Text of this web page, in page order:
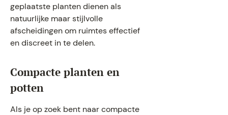
geplaatste planten dienen als
natuurlijke maar stijlvolle
afscheidingen om ruimtes effectief
en discreet in te delen.
Compacte planten en
potten
Als je op zoek bent naar compacte